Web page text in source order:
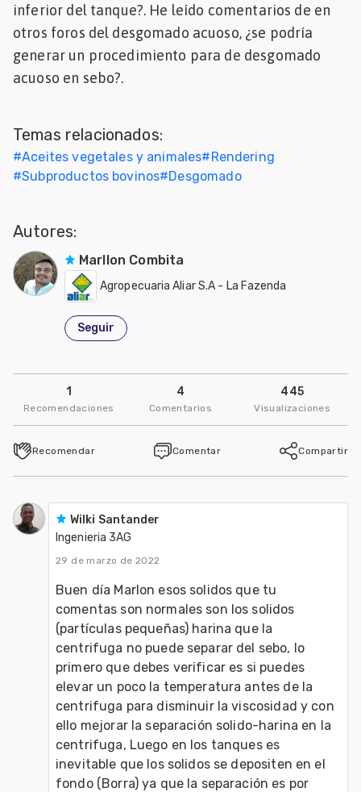
inferior del tanque?. He leído comentarios de en
otros foros del desgomado acuoso, ¿se podría
generar un procedimiento para de desgomado
acuoso en sebo?.
Temas relacionados:
#Aceites vegetales y animales#Rendering
#Subproductos bovinos#Desgomado
Autores:
Marllon Combita
Agropecuaria Aliar S.A - La Fazenda
Seguir
1
Recomendaciones
4
Comentarios
445
Visualizaciones
Recomendar Comentar Compartir
Wilki Santander
Ingenieria 3AG
29 de marzo de 2022
Buen día Marlon esos solidos que tu
comentas son normales son los solidos
(partículas pequeñas) harina que la
centrifuga no puede separar del sebo, lo
primero que debes verificar es si puedes
elevar un poco la temperatura antes de la
centrifuga para disminuir la viscosidad y con
ello mejorar la separación solido-harina en la
centrifuga, Luego en los tanques es
inevitable que los solidos se depositen en el
fondo (Borra) ya que la separación es por